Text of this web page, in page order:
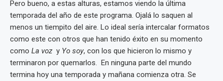
Pero bueno, a estas alturas, estamos viendo la última
temporada del año de este programa. Ojalá lo saquen al
menos un tiempito del aire. Lo ideal sería intercalar formatos
como este con otros que han tenido éxito en su momento
como La voz y Yo soy, con los que hicieron lo mismo y
terminaron por quemarlos. En ninguna parte del mundo
termina hoy una temporada y mañana comienza otra. Se